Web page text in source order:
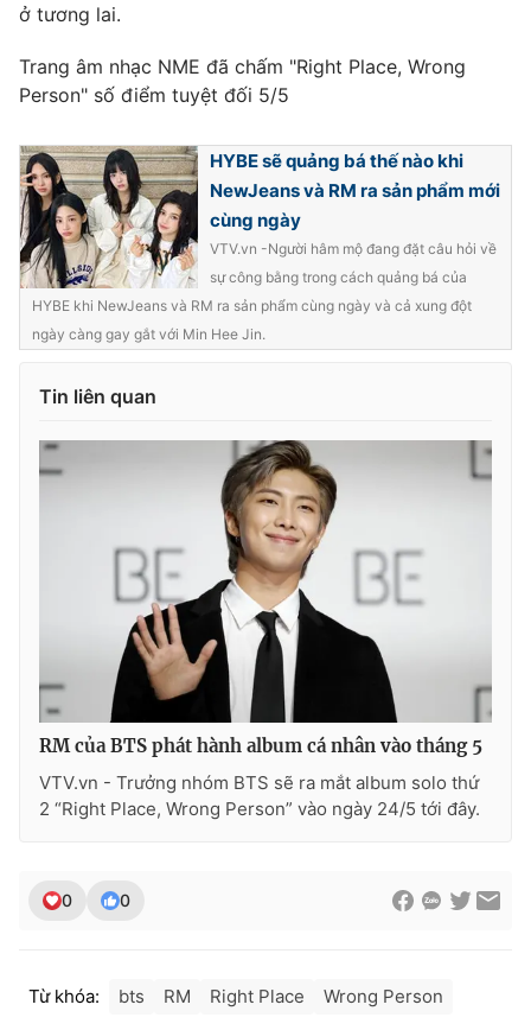
Theo dõi báo trên
Cơ quan chủ quản:Đài Truyền hình Việt Nam
Cơ quan báo chí:Thời báo VTV
Giấy phép hoạt động báo in và báo điện tử số 483/GP-BTTTT
cấp ngày 29/12/2023
Tổng Biên tập: Vũ Thanh Thủy
Phó Tổng Biên tập:
Nguyễn Thị Mỹ Hạnh, Phạm Quốc Thắng,
Nguyễn Trọng Ninh
Ðiện thoại Thời báo VTV:
Email:toasoan@vtv.vn
Liên hệ quảng cáo:
024-7300.7108
® Cấm sao chép dưới mọi hình thức nếu không có sự chấp
ở tương lai.
Trang âm nhạc NME đã chấm "Right Place, Wrong
Person" số điểm tuyệt đối 5/5
HYBE sẽ quảng bá thế nào khi
NewJeans và RM ra sản phẩm mới
cùng ngày
VTV.vn -Người hâm mộ đang đặt câu hỏi về
sự công bằng trong cách quảng bá của
HYBE khi NewJeans và RM ra sản phẩm cùng ngày và cả xung đột
ngày càng gay gắt với Min Hee Jin.
Tin liên quan
RM của BTS phát hành album cá nhân vào tháng 5
VTV.vn - Trưởng nhóm BTS sẽ ra mắt album solo thứ
2 “Right Place, Wrong Person” vào ngày 24/5 tới đây.
0 0
Từ khóa: bts RM Right Place Wrong Person